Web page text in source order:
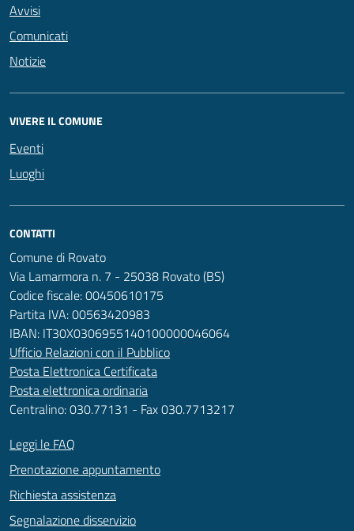
Avvisi
Comunicati
Notizie
VIVERE IL COMUNE
Eventi
Luoghi
CONTATTI
Comune di Rovato
Via Lamarmora n. 7 - 25038 Rovato (BS)
Codice fiscale: 00450610175
Partita IVA: 00563420983
IBAN: IT30X0306955140100000046064
Ufficio Relazioni con il Pubblico
Posta Elettronica Certificata
Posta elettronica ordinaria
Centralino: 030.77131 - Fax 030.7713217
Leggi le FAQ
Prenotazione appuntamento
Richiesta assistenza
Segnalazione disservizio